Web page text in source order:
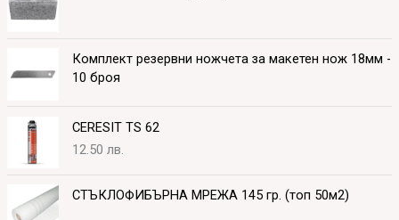
Комплект резервни ножчета за макетен нож 18мм -
10 броя
CERESIT TS 62
12.50 лв.
СТЪКЛОФИБЪРНА МРЕЖА 145 гр. (топ 50м2)